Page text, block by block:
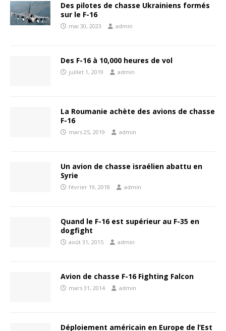
Des pilotes de chasse Ukrainiens formés
sur le F-16
mai 30, 2023 admin
Des F-16 à 10,000 heures de vol
juillet 1, 2019 admin
La Roumanie achète des avions de chasse
F-16
mars 25, 2019 admin
Un avion de chasse israélien abattu en
Syrie
février 19, 2018 admin
Quand le F-16 est supérieur au F-35 en
dogfight
août 31, 2015 admin
Avion de chasse F-16 Fighting Falcon
mars 31, 2014 admin
Déploiement américain en Europe de l’Est